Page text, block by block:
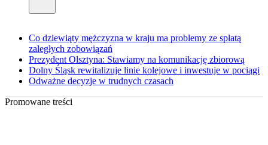
Co dziewiąty mężczyzna w kraju ma problemy ze spłatą
zaległych zobowiązań
Prezydent Olsztyna: Stawiamy na komunikację zbiorową
Dolny Śląsk rewitalizuje linie kolejowe i inwestuje w pociągi
Odważne decyzje w trudnych czasach
Promowane treści